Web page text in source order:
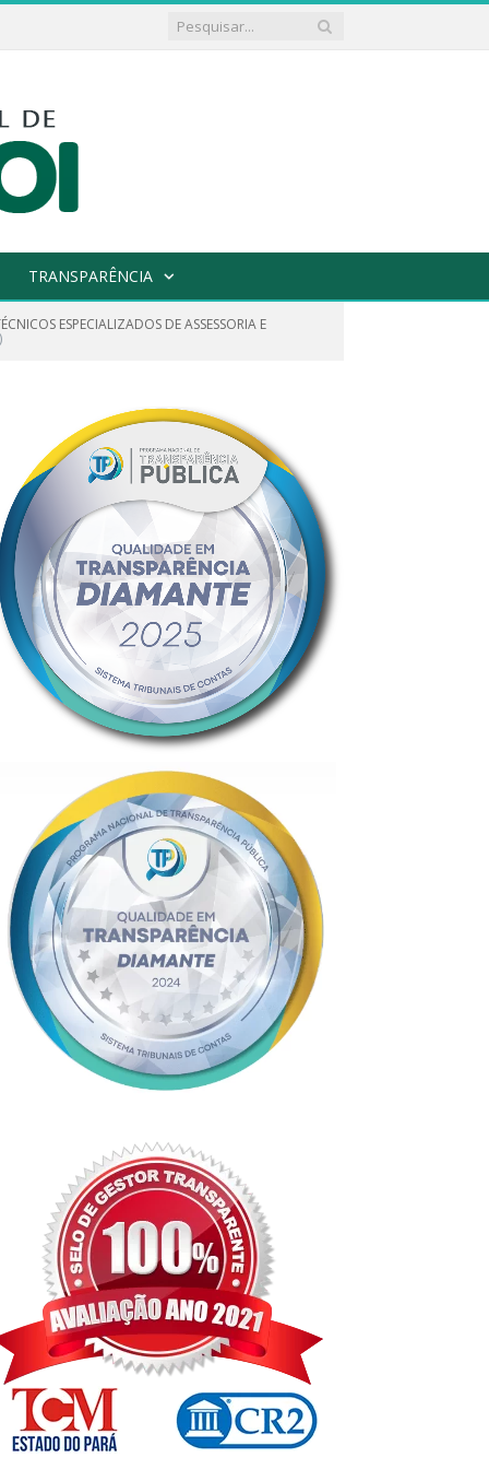
TRANSPARÊNCIA
ESPECIALIZADOS DE ASSESSORIA E